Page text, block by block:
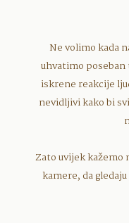
Ne volimo kada
uhvatimo
iskrene reakcije
nevidljivi kako bi
Zato uvijek kažemo
kamere, da